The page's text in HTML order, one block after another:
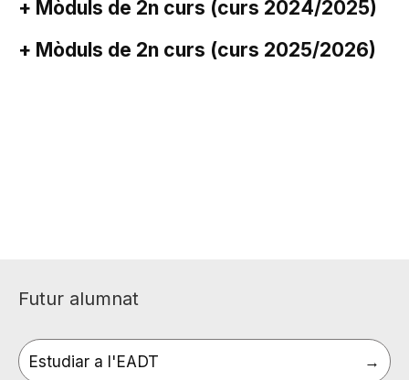
+ Mòduls de 2n curs (curs 2024/2025)
+ Mòduls de 2n curs (curs 2025/2026)
Futur alumnat
Estudiar a l'EADT